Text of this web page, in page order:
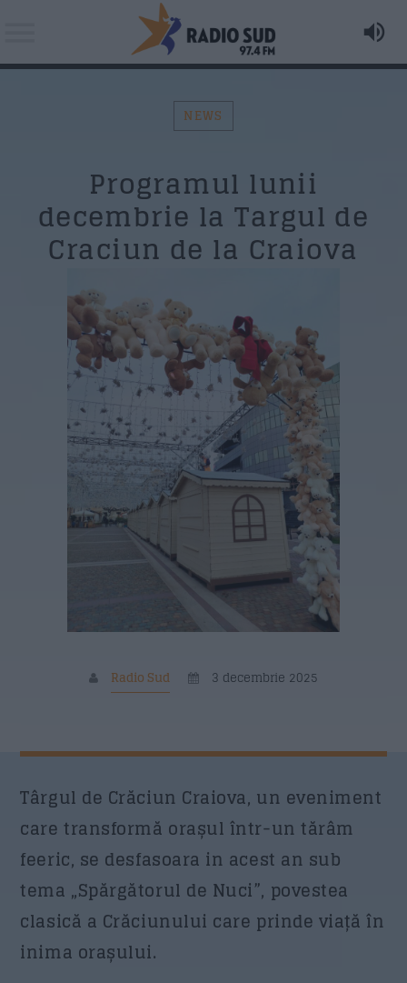
Search in the website:
Distribuie pagina pe:
Facebook
Whatsapp
Michael Jackson - Liberian Girl
AZI PE RADIO SUD
Matinal (News & Coffee)
07:00 11:00
Happy Hours
11:00 15:00
Siesta Radio Sud
15:00 19:00
Mituri din sanatate
20:00
20:00 21:00
Email*
Subiect *
NEWS
Programul lunii
decembrie la Targul de
Craciun de la Craiova
Radio Sud 3 decembrie 2025
Târgul de Crăciun Craiova, un eveniment
care transformă orașul într-un tărâm
feeric, se desfasoara in acest an sub
tema „Spărgătorul de Nuci”, povestea
clasică a Crăciunului care prinde viață în
inima orașului.